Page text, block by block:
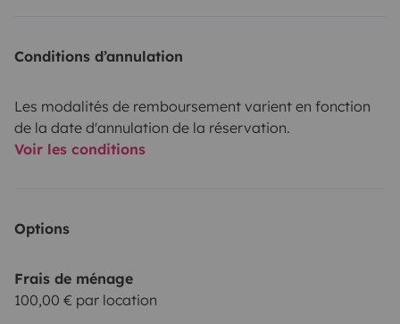
Conditions d’annulation
Les modalités de remboursement varient en fonction
de la date d'annulation de la réservation.
Voir les conditions
Options
Frais de ménage
100,00 € par location